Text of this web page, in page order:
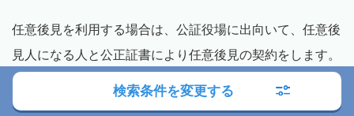
任意後見を利用する場合は、公証役場に出向いて、任意後
見人になる人と公正証書により任意後見の契約をします。
公正証書の内容は法務局で登記されます。その後、本人の
判断能力が不十分になり任意後見を開始しなくてはならな
検索条件を変更する